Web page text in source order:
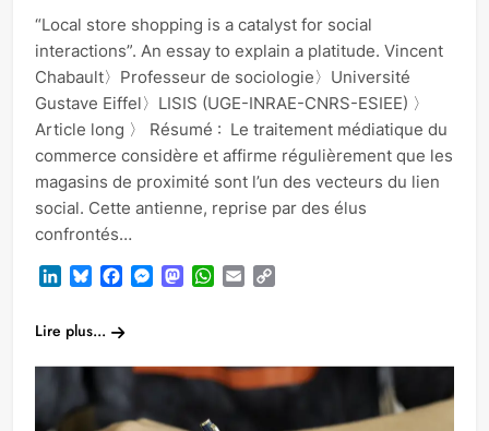
“Local store shopping is a catalyst for social
interactions”. An essay to explain a platitude. Vincent
Chabault〉Professeur de sociologie〉Université
Gustave Eiffel〉LISIS (UGE-INRAE-CNRS-ESIEE) 〉
Article long 〉 Résumé : Le traitement médiatique du
commerce considère et affirme régulièrement que les
magasins de proximité sont l’un des vecteurs du lien
social. Cette antienne, reprise par des élus
confrontés…
LinkedInBlueskyFacebook
Messenger
Mastodon
WhatsApp
Email
Lire plus...